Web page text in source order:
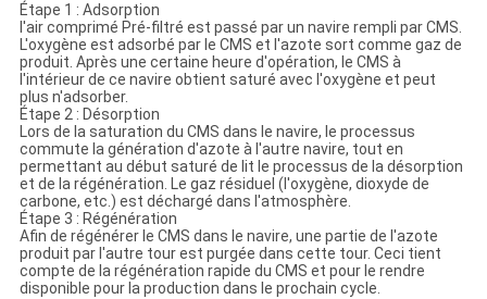
Étape 1 : Adsorption
l'air comprimé Pré-filtré est passé par un navire rempli par CMS.
L'oxygène est adsorbé par le CMS et l'azote sort comme gaz de
produit. Après une certaine heure d'opération, le CMS à
l'intérieur de ce navire obtient saturé avec l'oxygène et peut
plus n'adsorber.
Étape 2 : Désorption
Lors de la saturation du CMS dans le navire, le processus
commute la génération d'azote à l'autre navire, tout en
permettant au début saturé de lit le processus de la désorption
et de la régénération. Le gaz résiduel (l'oxygène, dioxyde de
carbone, etc.) est déchargé dans l'atmosphère.
Étape 3 : Régénération
Afin de régénérer le CMS dans le navire, une partie de l'azote
produit par l'autre tour est purgée dans cette tour. Ceci tient
compte de la régénération rapide du CMS et pour le rendre
disponible pour la production dans le prochain cycle.